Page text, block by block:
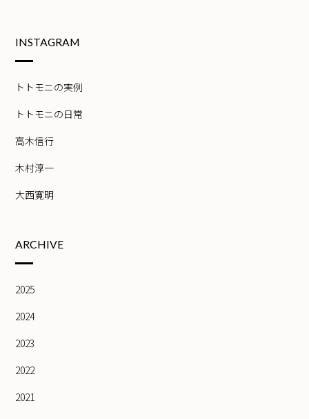
INSTAGRAM
トトモニの実例
トトモニの日常
高木信行
木村淳一
大西寛明
ARCHIVE
2025
2024
2023
2022
2021